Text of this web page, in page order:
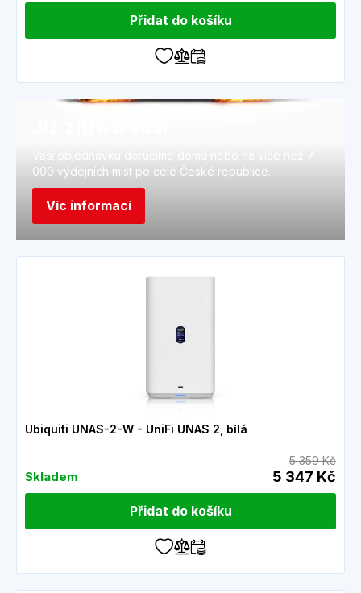
Přidat do košíku
000 výdejních míst po celé České republice.
Víc informací
Ubiquiti UNAS-2-W - UniFi UNAS 2, bílá
Skladem
5 359 Kč
5 347 Kč
Přidat do košíku